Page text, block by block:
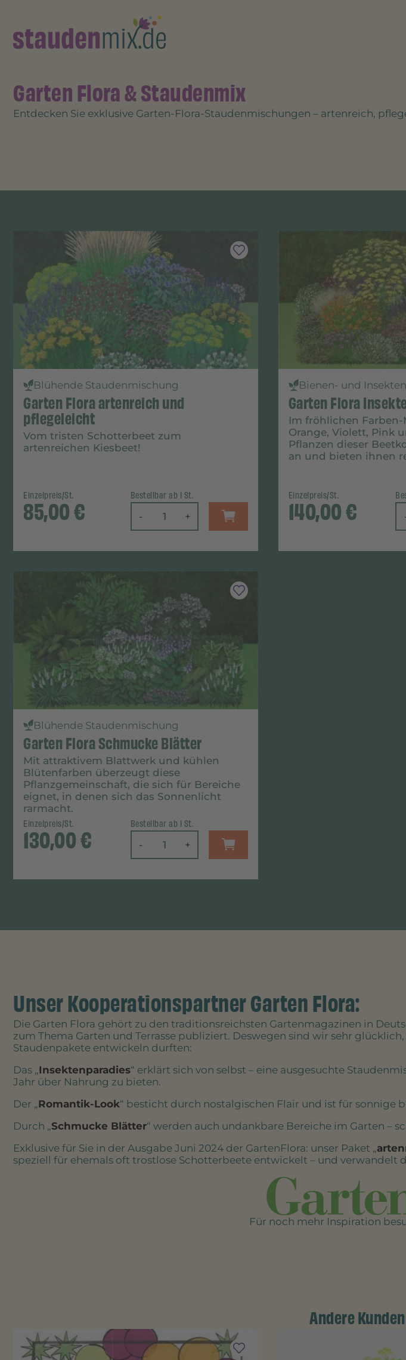
Garten Flora & Staudenmix
Entdecken Sie exklusive Garten-Flora-Staudenmischungen – artenreich,
Blühende Staudenmischung
Garten Flora artenreich und
pflegeleicht
Vom tristen Schotterbeet zum
artenreichen Kiesbeet!
Einzelpreis/St.
85,00€
Bestellbar ab 1 St.
- +
Bienen- und
Garten Flora
Im fröhlichen Farben-
Orange, Violett, Pink
Pflanzen dieser
an und bieten ihnen
Einzelpreis/St.
140,00€
Blühende Staudenmischung
Garten Flora Schmucke Blätter
Mit attraktivem Blattwerk und kühlen
Blütenfarben überzeugt diese
Pflanzgemeinschaft, die sich für Bereiche
eignet, in denen sich das Sonnenlicht
rarmacht.
Einzelpreis/St.
130,00€
Bestellbar ab 1 St.
- +
Unser Kooperationspartner Garten Flora:
Die Garten Flora gehört zu den traditionsreichsten Gartenmagazinen in
zum Thema Garten und Terrasse publiziert. Deswegen sind wir sehr
Staudenpakete entwickeln durften:
Das „Insektenparadies“ erklärt sich von selbst – eine ausgesuchte
Jahr über Nahrung zu bieten.
Der „Romantik-Look“ besticht durch nostalgischen Flair und ist für sonnige
Durch „Schmucke Blätter“ werden auch undankbare Bereiche im Garten –
Exklusive für Sie in der Ausgabe Juni 2024 der GartenFlora: unser Paket „
speziell für ehemals oft trostlose Schotterbeete entwickelt – und verwandelt
Für noch mehr Inspiration
Andere